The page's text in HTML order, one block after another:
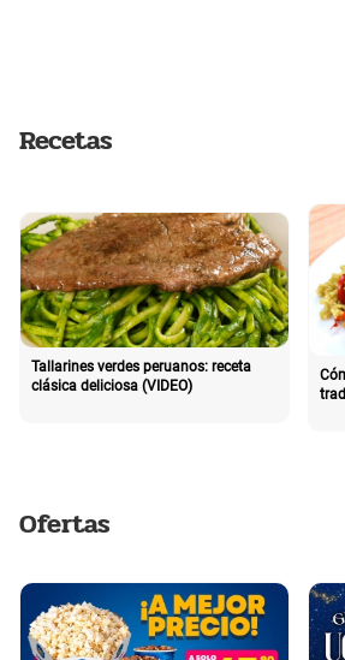
Recetas
Tallarines verdes peruanos: receta
clásica deliciosa (VIDEO)
Ofertas